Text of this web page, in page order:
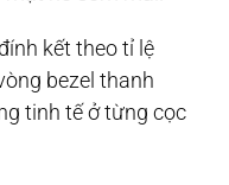
kết theo tỉ lệ
bezel thanh
tinh tế ở từng cọc